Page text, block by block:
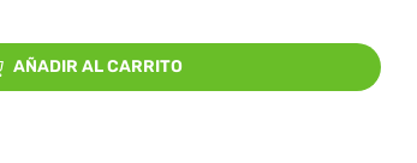
AÑADIR AL CARRITO